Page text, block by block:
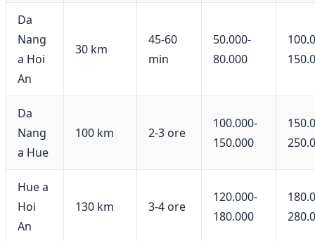
Da
Nang
a Hoi
An
30 km
45-60
min
50.000-
80.000
Da
Nang
a Hue
100 km 2-3 ore
100.000-
150.000
Hue a
Hoi
An
130 km 3-4 ore
120.000-
180.000